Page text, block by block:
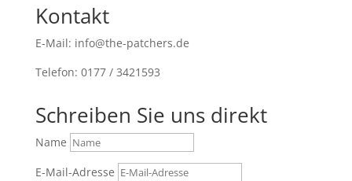
Kontakt
E-Mail: info@the-patchers.de
Telefon: 0177 / 3421593
Schreiben Sie uns direkt
Name
E-Mail-Adresse